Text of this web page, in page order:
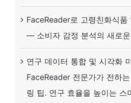
FaceReader로 고령친화식품
— 소비자 감정 분석의 새로
연구 데이터 통합 및 시각화
FaceReader 전문가가 전하
링 팁. 연구 효율을 높이는 스